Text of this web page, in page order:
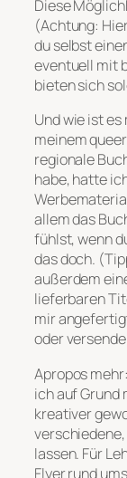
Diese
(Achtung:
du selbst
eventuell mit
bieten sich
Und wie ist
meinem
regionale
habe, hatte
allem das
fühlst, wenn
das doch.
außerdem
lieferbaren
mir
oder
Apropos
ich auf Grund
kreativer
lassen. Für
Flyer rund